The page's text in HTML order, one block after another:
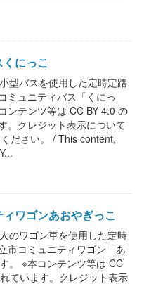
にっこ
型バスを使用した定時定路
ミュニティバス「くにっ
ンテンツ等は CC BY 4.0 の
。クレジット表示について
ださい。 / This content,
ワゴンあおやぎっこ
のワゴン車を使用した定時
市コミュニティワゴン「あ
。 ※本コンテンツ等は CC
ています。クレジット表示